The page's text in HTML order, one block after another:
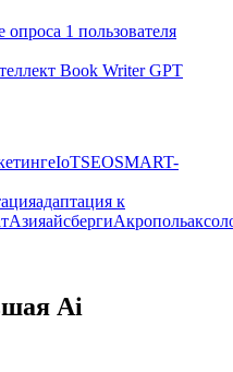
опроса 1 пользователя
Book Writer GPT
IoTSEOSMART-
адаптация к
АзияайсбергиАкрополь
Ai